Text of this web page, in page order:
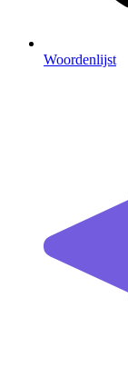
Woordenlijst